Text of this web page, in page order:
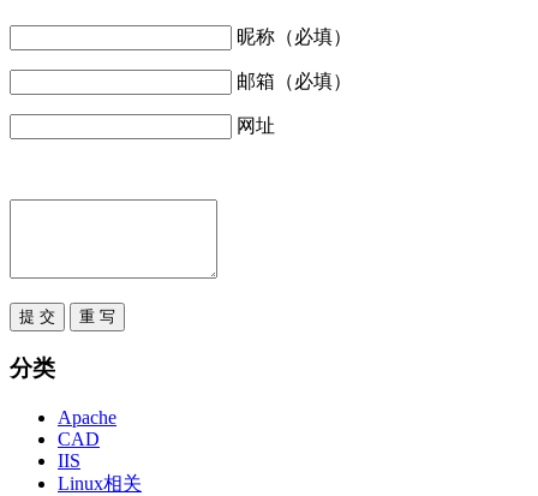
昵称（必填）
邮箱（必填）
网址
分类
Apache
CAD
IIS
Linux相关